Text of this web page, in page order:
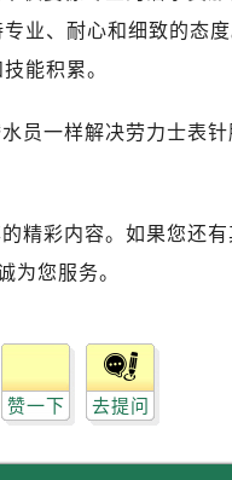
售后服务中心（需提前
力士售后服务中心（需提
售后服务中心（需提前
后服务中心（需提前预
后服务中心（需提前预约
后服务中心（需提前预约
售后服务中心（需提前预
业、耐心和细致的态
能积累。
员一样解决劳力士表针
精彩内容。如果您还
为您服务。
赞一下 去提问